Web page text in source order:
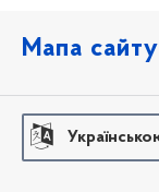
Мапа сайту